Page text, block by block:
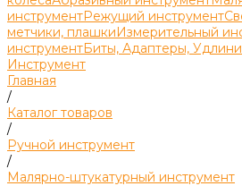
инструментРежущий инструмент
метчики, плашкиИзмерительный
инструментБиты, Адаптеры,
Инструмент
Главная
/
Каталог товаров
/
Ручной инструмент
/
Малярно-штукатурный инструмент